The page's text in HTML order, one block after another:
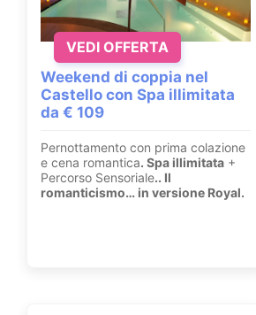
Weekend di coppia nel
Castello con Spa illimitata
da € 109
Pernottamento con prima colazione
e cena romantica. Spa illimitata +
Percorso Sensoriale.. Il
romanticismo… in versione Royal.
VEDI OFFERTA